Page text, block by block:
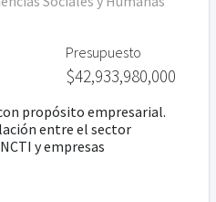
propósito empresarial.
entre el sector
y empresas
Presupuesto
$42,933,980,000